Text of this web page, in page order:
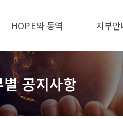
HOPE와 동역 지부안
별 공지사항